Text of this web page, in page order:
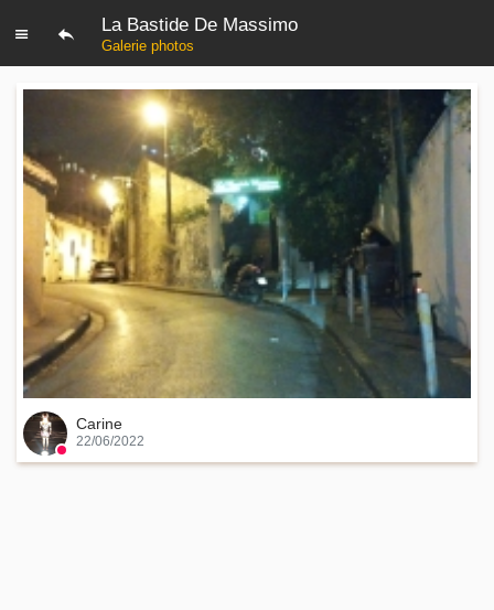
La Bastide De Massimo
Galerie photos
Carine
22/06/2022